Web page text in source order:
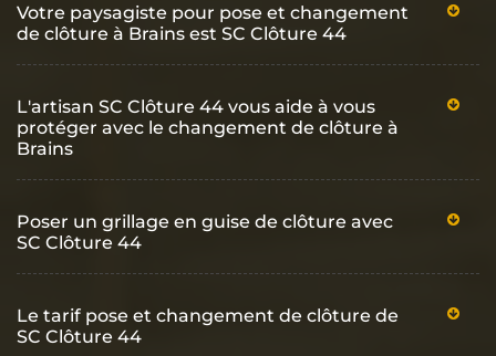
Votre paysagiste pour pose et changement
de clôture à Brains est SC Clôture 44
L'artisan SC Clôture 44 vous aide à vous
protéger avec le changement de clôture à
Brains
Poser un grillage en guise de clôture avec
SC Clôture 44
Le tarif pose et changement de clôture de
SC Clôture 44